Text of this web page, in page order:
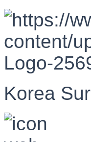
Korea